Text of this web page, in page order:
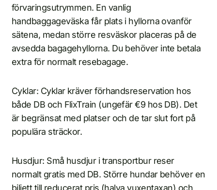
förvaringsutrymmen. En vanlig
handbaggageväska får plats i hyllorna ovanför
sätena, medan större resväskor placeras på de
avsedda bagagehyllorna. Du behöver inte betala
extra för normalt resebagage.
Cyklar: Cyklar kräver förhandsreservation hos
både DB och FlixTrain (ungefär €9 hos DB). Det
är begränsat med platser och de tar slut fort på
populära sträckor.
Husdjur: Små husdjur i transportbur reser
normalt gratis med DB. Större hundar behöver en
biljett till reducerat pris (halva vuxentaxan) och